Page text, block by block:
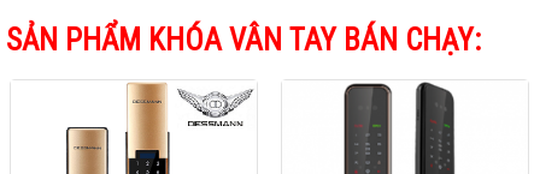
SẢN PHẨM KHÓA VÂN TAY BÁN CHẠY: